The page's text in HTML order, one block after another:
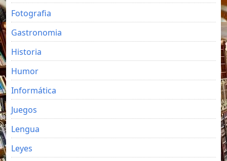
Fotografia
Gastronomia
Historia
Humor
Informática
Juegos
Lengua
Leyes